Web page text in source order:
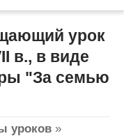
урок
в., в виде
"За семью
уроков »